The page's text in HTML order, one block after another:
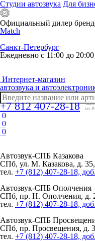
Студии автозвука Для
Официальный дилер
Match
Санкт-Петербург
Ежедневно с 11:00 до 20:00
Интернет-магазин
автозвука и
+7 812 407-28-18
по
0
0
0
Автозвук-СПБ Казакова
СПб, ул. М. Казакова, д.
тел. +7 (812) 407-28-18,
Автозвук-СПБ Ополчения
СПб, пр. Н. Ополчения, д.
тел. +7 (812) 407-28-18,
Автозвук-СПБ
СПб, пр. Просвещения, д.
тел. +7 (812) 407-28-18,